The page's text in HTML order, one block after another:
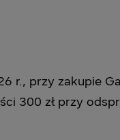
r., przy zakupie
300 zł przy